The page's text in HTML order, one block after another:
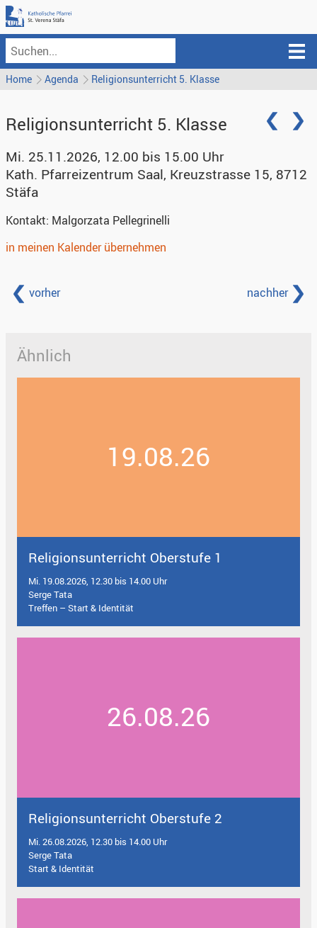
Home Agenda Religionsunterricht 5. Klasse
Religionsunterricht 5. Klasse
Mi. 25.11.2026, 12.00 bis 15.00 Uhr
Kath. Pfarreizentrum Saal, Kreuzstrasse 15, 8712
Stäfa
Kontakt: Malgorzata Pellegrinelli
in meinen Kalender übernehmen
vorher nachher
Ähnlich
19.08.26
Religionsunterricht Oberstufe 1
Mi. 19.08.2026, 12.30 bis 14.00 Uhr
Serge Tata
Treffen – Start & Identität
26.08.26
Religionsunterricht Oberstufe 2
Mi. 26.08.2026, 12.30 bis 14.00 Uhr
Serge Tata
Start & Identität